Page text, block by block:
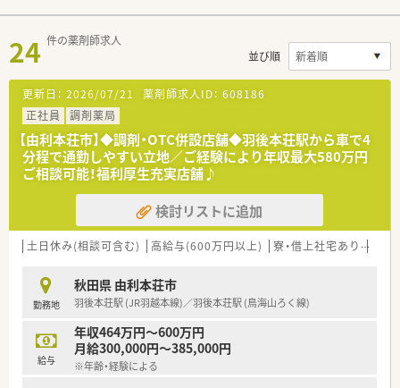
24 件の薬剤師求人
並び順
更新日： 2026/07/21 薬剤師求人ID： 608186
正社員
調剤薬局
【由利本荘市】◆調剤・OTC併設店舗◆羽後本荘駅から車で4
分程で通勤しやすい立地／ご経験により年収最大580万円
ご相談可能！福利厚生充実店舗♪
検討リストに追加
土日休み(相談可含む) 高給与(600万円以上) 寮・借上社宅あり
勤務地
秋田県 由利本荘市
羽後本荘駅 (JR羽越本線)／羽後本荘駅 (鳥海山ろく線)
給与
年収464万円～600万円
月給300,000円～385,000円
※年齢・経験による